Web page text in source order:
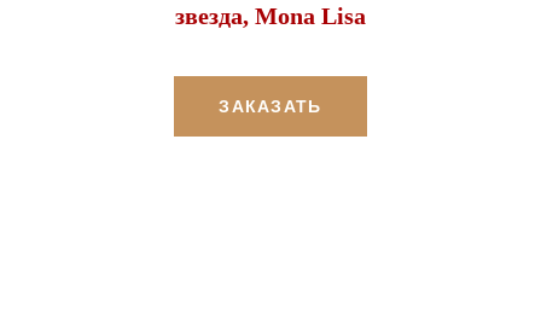
звезда, Mona Lisa
ЗАКАЗАТЬ